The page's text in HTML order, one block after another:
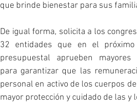
que brinde bienestar para sus
De igual forma, solicita a los
32 entidades que en el próximo
presupuestal aprueben mayores
para garantizar que las
personal en activo de los cuerpos
mayor protección y cuidado de las y